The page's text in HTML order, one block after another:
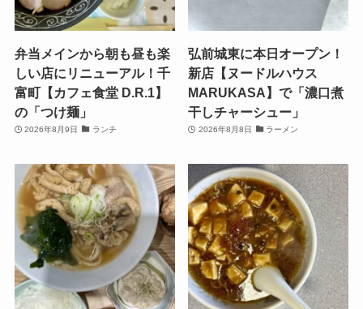
弁当メインから朝も昼も楽
しい店にリニューアル！千
富町【カフェ食堂 D.R.1】
の「つけ麺」
2026年8月9日 ランチ
弘前城東に本日オープン！
新店【ヌードルハウス
MARUKASA】で「濃口煮
干しチャーシュー」
2026年8月8日 ラーメン